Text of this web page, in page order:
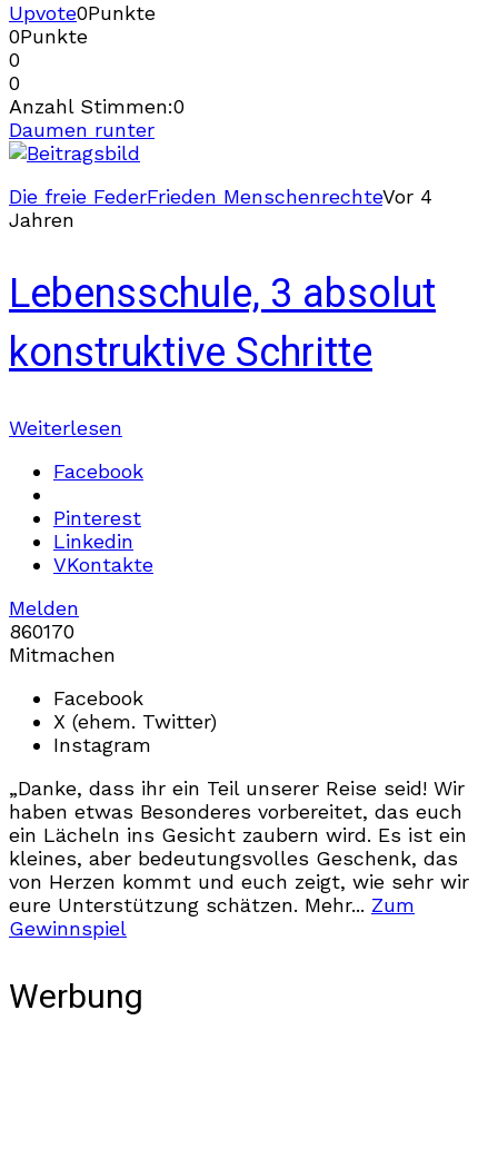
Upvote0Punkte
0Punkte
0
0
Anzahl Stimmen:0
Daumen runter
Die freie FederFrieden MenschenrechteVor 4
Jahren
Lebensschule, 3 absolut
konstruktive Schritte
Weiterlesen
Facebook
Pinterest
Linkedin
VKontakte
Melden
860170
Mitmachen
Facebook
X (ehem. Twitter)
Instagram
„Danke, dass ihr ein Teil unserer Reise seid! Wir
haben etwas Besonderes vorbereitet, das euch
ein Lächeln ins Gesicht zaubern wird. Es ist ein
kleines, aber bedeutungsvolles Geschenk, das
von Herzen kommt und euch zeigt, wie sehr wir
eure Unterstützung schätzen. Mehr... Zum
Gewinnspiel
Werbung